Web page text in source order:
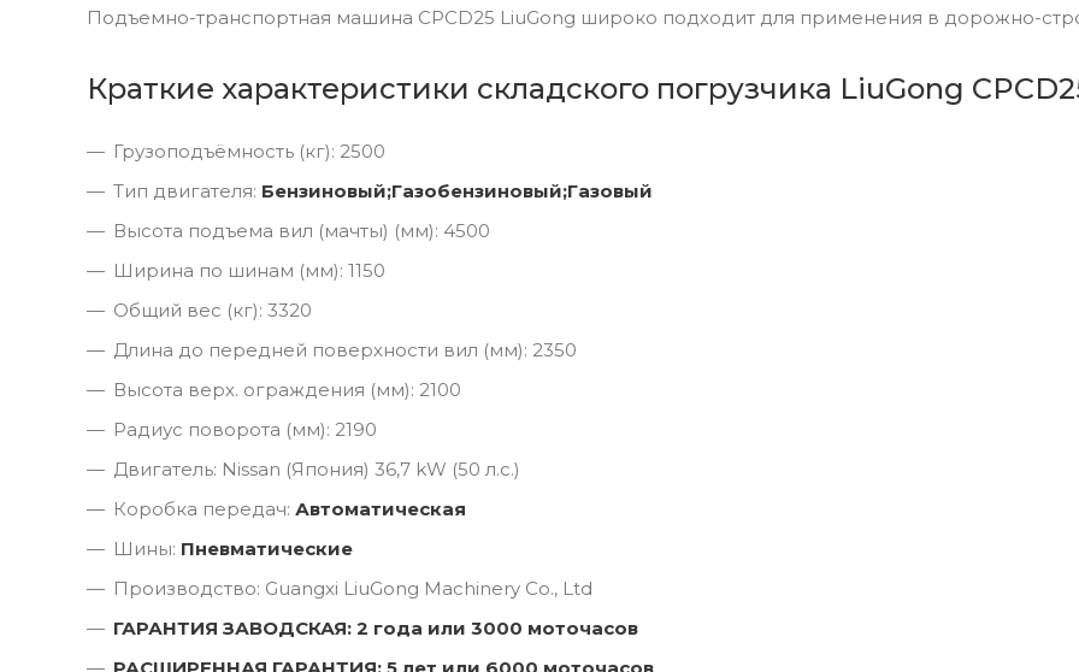
Подъемно-транспортная машина CPCD25 LiuGong широко подходит для применения в дорожно-
Краткие характеристики складского погрузчика LiuGong
Грузоподъёмность (кг): 2500
Тип двигателя: Бензиновый;Газобензиновый;Газовый
Высота подъема вил (мачты) (мм): 4500
Ширина по шинам (мм): 1150
Общий вес (кг): 3320
Длина до передней поверхности вил (мм): 2350
Высота верх. ограждения (мм): 2100
Радиус поворота (мм): 2190
Двигатель: Nissan (Япония) 36,7 kW (50 л.с.)
Коробка передач: Автоматическая
Шины: Пневматические
Производство: Guangxi LiuGong Machinery Co., Ltd
ГАРАНТИЯ ЗАВОДСКАЯ: 2 года или 3000 моточасов